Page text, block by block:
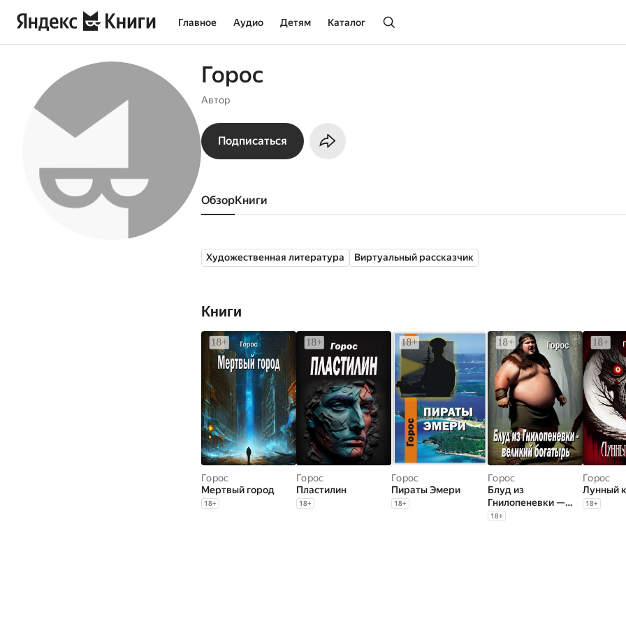
Главное Аудио Детям Каталог
Горос
Автор
Подписаться
Обзор книги
Художественная литература Виртуальный рассказчик
Книги
Горос
Мертвый город
18+
Горос
Пластилин
18+
Горос
Пираты Эмери
18+
Горос
Блуд из
Гнилопеневки —
великий богатырь.
18+
Горос
Лунный
18+